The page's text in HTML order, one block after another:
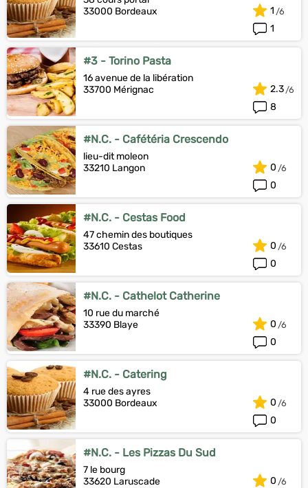
33000 Bordeaux
1
1
#3 - Torino Pasta
16 avenue de la libération
33700 Mérignac
8
2.3
#N.C. - Cafétéria Crescendo
lieu-dit moleon
33210 Langon
0
0
#N.C. - Cestas Food
47 chemin des boutiques
33610 Cestas
0
0
#N.C. - Cathelot Catherine
10 rue du marché
33390 Blaye
0
0
#N.C. - Catering
4 rue des ayres
33000 Bordeaux
0
0
#N.C. - Les Pizzas Du Sud
7 le bourg
33620 Laruscade
0